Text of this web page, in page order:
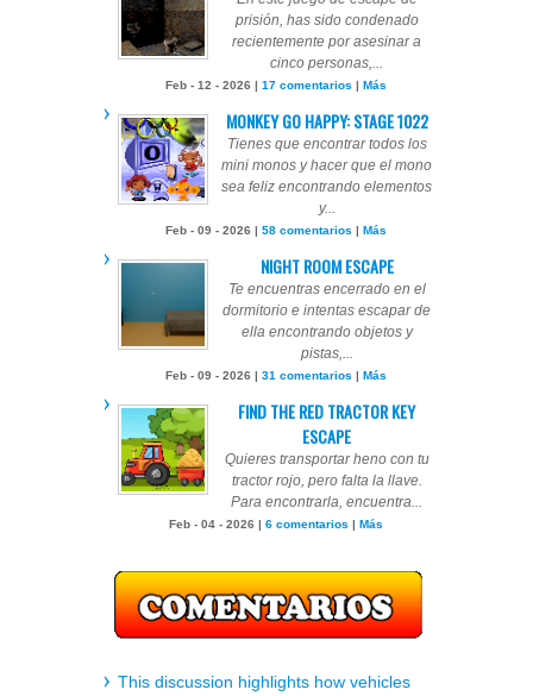
prisión, has sido condenado
recientemente por asesinar a
cinco personas,...
Feb - 12 - 2026 | 17 comentarios | Más
MONKEY GO HAPPY: STAGE 1022
Tienes que encontrar todos los
mini monos y hacer que el mono
sea feliz encontrando elementos
y...
Feb - 09 - 2026 | 58 comentarios | Más
NIGHT ROOM ESCAPE
Te encuentras encerrado en el
dormitorio e intentas escapar de
ella encontrando objetos y
pistas,...
Feb - 09 - 2026 | 31 comentarios | Más
FIND THE RED TRACTOR KEY
ESCAPE
Quieres transportar heno con tu
tractor rojo, pero falta la llave.
Para encontrarla, encuentra...
Feb - 04 - 2026 | 6 comentarios | Más
This discussion highlights how vehicles